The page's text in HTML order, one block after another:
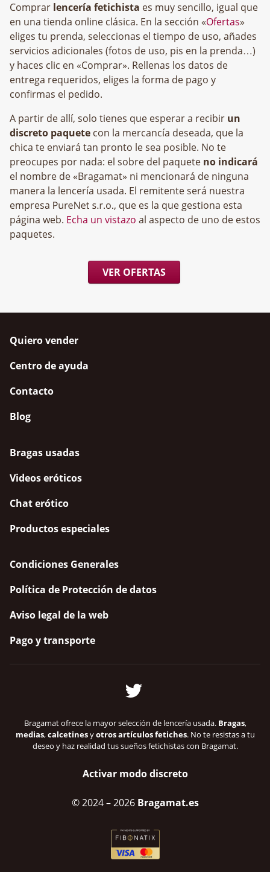
Comprar lencería fetichista es muy sencillo, igual que
en una tienda online clásica. En la sección «Ofertas»
eliges tu prenda, seleccionas el tiempo de uso, añades
servicios adicionales (fotos de uso, pis en la prenda…)
y haces clic en «Comprar». Rellenas los datos de
entrega requeridos, eliges la forma de pago y
confirmas el pedido.
A partir de allí, solo tienes que esperar a recibir un
discreto paquete con la mercancía deseada, que la
chica te enviará tan pronto le sea posible. No te
preocupes por nada: el sobre del paquete no indicará
el nombre de «Bragamat» ni mencionará de ninguna
manera la lencería usada. El remitente será nuestra
empresa
, que es la que gestiona esta
página web. Echa un vistazo al aspecto de uno de estos
paquetes.
VER OFERTAS
Quiero vender
Centro de ayuda
Contacto
Blog
Bragas usadas
Videos eróticos
Chat erótico
Productos especiales
Condiciones Generales
Política de Protección de datos
Aviso legal de la web
Pago y transporte
Bragamat ofrece la mayor selección de lencería usada. Bragas,
medias,calcetinesyotros artículos fetiches. No te resistas a tu
deseo y haz realidad tus sueños fetichistas con Bragamat.
Activar modo discreto
© 2024– 2026 Bragamat.es